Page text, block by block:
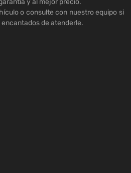
y al mejor precio.
o consulte con nuestro equipo si
de atenderle.